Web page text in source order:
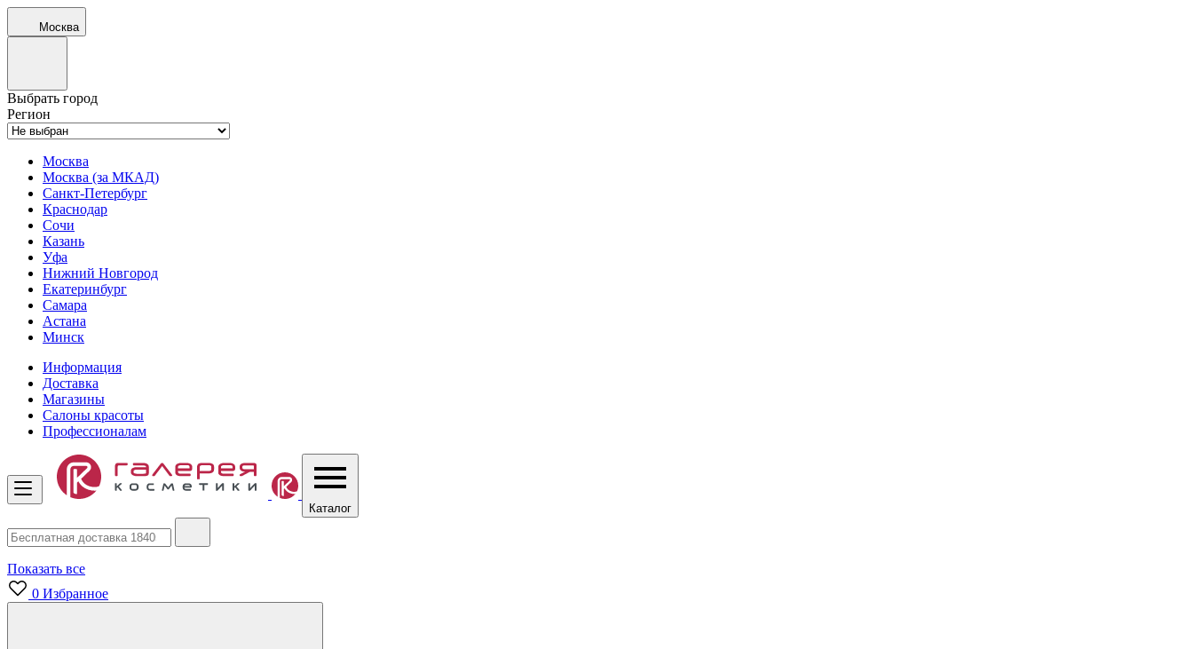
Москва
Выбрать город
Регион
Москва
Москва (за МКАД)
Санкт-Петербург
Краснодар
Сочи
Казань
Уфа
Нижний Новгород
Екатеринбург
Самара
Астана
Минск
Информация
Доставка
Магазины
Салоны красоты
Профессионалам
Каталог
Показать все
0 Избранное